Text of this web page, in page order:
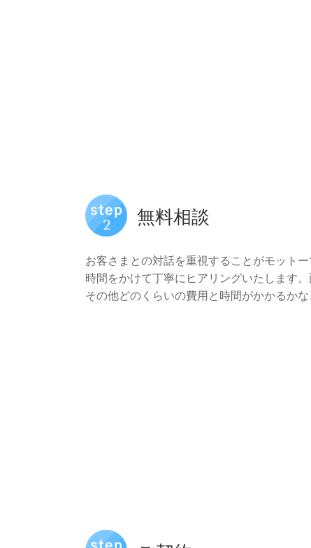
無料相談
お客さまとの対話を重視することがモット
時間をかけて丁寧にヒアリングいたします。
その他どのくらいの費用と時間がかかるか